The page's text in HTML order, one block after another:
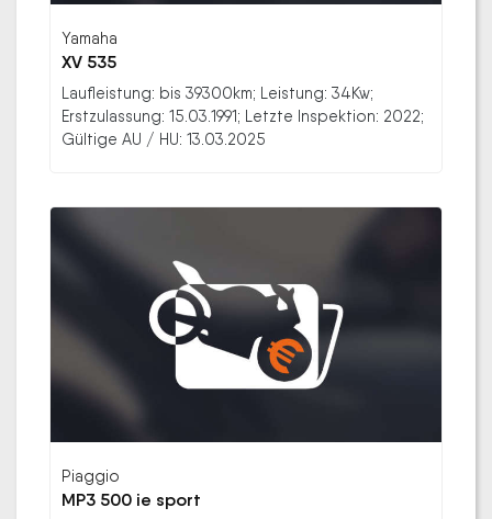
Yamaha
XV 535
Laufleistung: bis 39300km; Leistung: 34Kw;
Erstzulassung: 15.03.1991; Letzte Inspektion: 2022;
Gültige AU / HU: 13.03.2025
Piaggio
MP3 500 ie sport